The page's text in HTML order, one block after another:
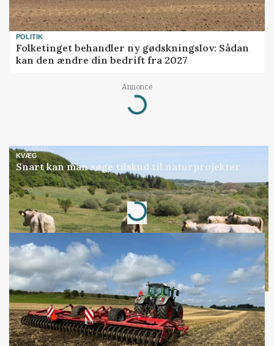
POLITIK
Folketinget behandler ny gødskningslov: Sådan
kan den ændre din bedrift fra 2027
Annonce
Loading...
KVÆG
Snart kan man søge tilskud til naturprojekter
Annonce
Loading...